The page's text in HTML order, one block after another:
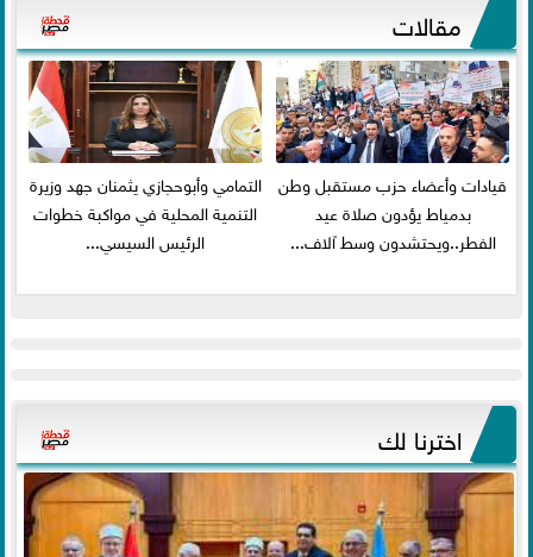
مقالات
قيادات وأعضاء حزب مستقبل وطن
بدمياط يؤدون صلاة عيد
الفطر..ويحتشدون وسط آلاف...
التمامي وأبوحجازي يثمنان جهد وزيرة
التنمية المحلية في مواكبة خطوات
الرئيس السيسي...
اخترنا لك